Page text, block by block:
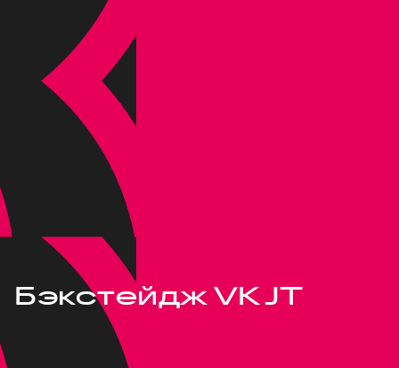
Бэкстейдж VK JT